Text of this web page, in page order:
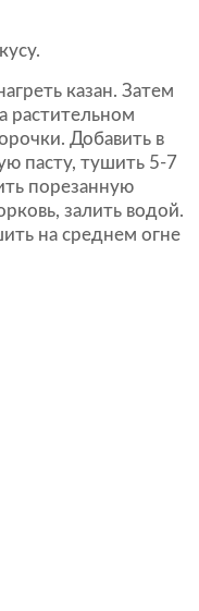
казан. Затем
растительном
Добавить в
пасту, тушить 5-7
порезанную
залить водой.
на среднем огне